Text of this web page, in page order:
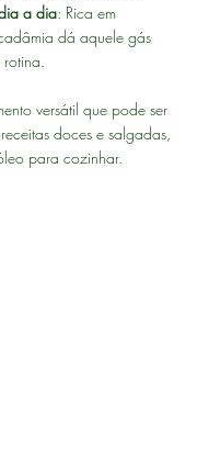
a dia: Rica em
dá aquele gás
versátil que pode ser
doces e salgadas,
para cozinhar.